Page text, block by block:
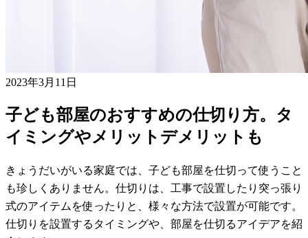
2023年3月11日
子ども部屋のおすすめの仕切り方。タ
イミングやメリットデメリットも
きょうだいがいる家庭では、子ども部屋を仕切って使うこと
も珍しくありません。仕切りは、工事で設置したり突っ張り
式のアイテムを使ったりと、様々な方法で設置が可能です。
仕切りを設置するタイミングや、部屋を仕切るアイデアを紹